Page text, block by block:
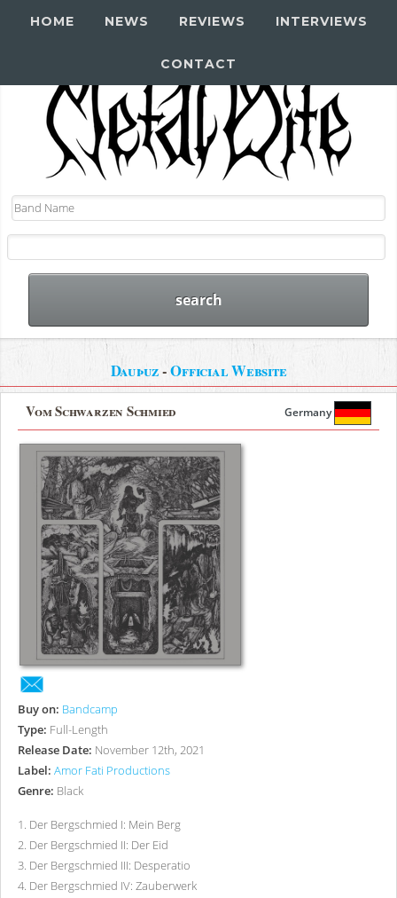
HOME NEWS REVIEWS INTERVIEWS
CONTACT
Dauþuz-Official Website
Vom Schwarzen Schmied Germany
Buy on: Bandcamp
Type: Full-Length
Release Date: November 12th, 2021
Label: Amor Fati Productions
Genre: Black
1. Der Bergschmied I: Mein Berg
2. Der Bergschmied II: Der Eid
3. Der Bergschmied III: Desperatio
4. Der Bergschmied IV: Zauberwerk